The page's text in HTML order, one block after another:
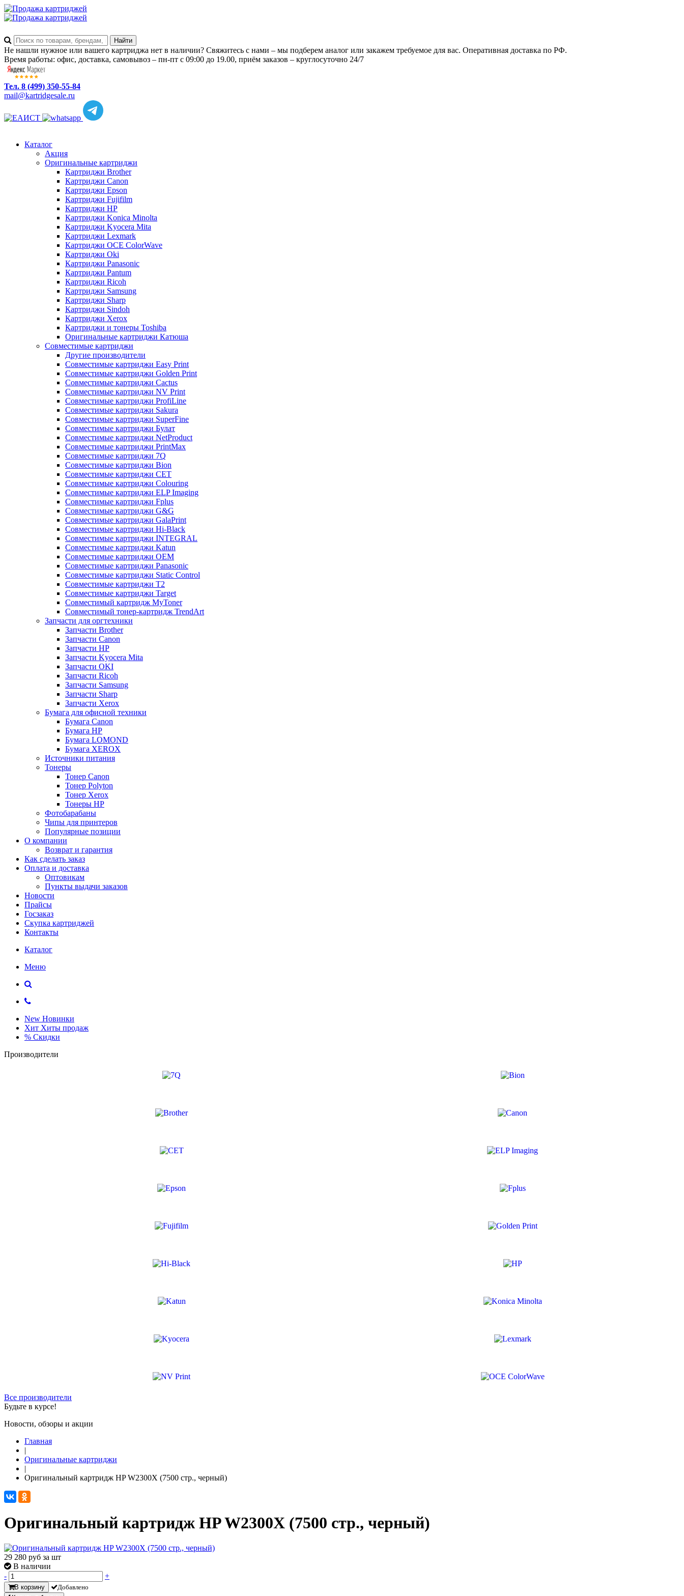
Не нашли нужное или вашего картриджа нет в наличии? Свяжитесь с нами – мы подберем аналог или закажем требуемое для вас. Оперативная доставка по РФ.
Время работы: офис, доставка, самовывоз – пн-пт с 09:00 до 19.00, приём заказов – круглосуточно 24/7
Тел. 8 (499) 350-55-84
mail@kartridgesale.ru
Каталог
Акция
Оригинальные картриджи
Картриджи Brother
Картриджи Canon
Картриджи Epson
Картриджи Fujifilm
Картриджи HP
Картриджи Konica Minolta
Картриджи Kyocera Mita
Картриджи Lexmark
Картриджи OCE ColorWave
Картриджи Oki
Картриджи Panasonic
Картриджи Pantum
Картриджи Ricoh
Картриджи Samsung
Картриджи Sharp
Картриджи Sindoh
Картриджи Xerox
Картриджи и тонеры Toshiba
Оригинальные картриджи Катюша
Совместимые картриджи
Другие производители
Совместимые картриджи Easy Print
Совместимые картриджи Golden Print
Совместимые картриджи Cactus
Совместимые картриджи NV Print
Совместимые картриджи ProfiLine
Совместимые картриджи Sakura
Совместимые картриджи SuperFine
Совместимые картриджи Булат
Совместимые картриджи NetProduct
Совместимые картриджи PrintMax
Совместимые картриджи 7Q
Совместимые картриджи Bion
Совместимые картриджи CET
Совместимые картриджи Colouring
Совместимые картриджи ELP Imaging
Совместимые картриджи Fplus
Совместимые картриджи G&G
Совместимые картриджи GalaPrint
Совместимые картриджи Hi-Black
Совместимые картриджи INTEGRAL
Совместимые картриджи Katun
Совместимые картриджи OEM
Совместимые картриджи Panasonic
Совместимые картриджи Static Control
Совместимые картриджи T2
Совместимые картриджи Target
Совместимый картридж MyToner
Совместимый тонер-картридж TrendArt
Запчасти для оргтехники
Запчасти Brother
Запчасти Canon
Запчасти HP
Запчасти Kyocera Mita
Запчасти OKI
Запчасти Ricoh
Запчасти Samsung
Запчасти Sharp
Запчасти Xerox
Бумага для офисной техники
Бумага Canon
Бумага HP
Бумага LOMOND
Бумага XEROX
Источники питания
Тонеры
Тонер Canon
Тонер Polyton
Тонер Xerox
Тонеры HP
Фотобарабаны
Чипы для принтеров
Популярные позиции
О компании
Возврат и гарантия
Как сделать заказ
Оплата и доставка
Оптовикам
Пункты выдачи заказов
Новости
Прайсы
Госзаказ
Скупка картриджей
Контакты
Каталог
Меню
New Новинки
Хит Хиты продаж
% Скидки
Производители
Все производители
Будьте в курсе!
Новости, обзоры и акции
Главная
|
Оригинальные картриджи
|
Оригинальный картридж HP W2300X (7500 стр., черный)
Оригинальный картридж HP W2300X (7500 стр., черный)
29 280 руб за шт
В наличии
-
+
В корзину
Добавлено